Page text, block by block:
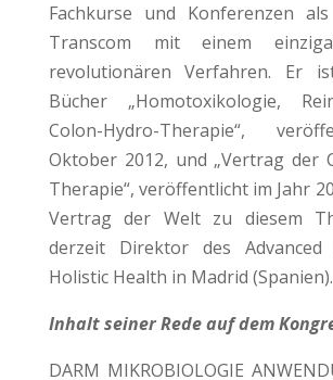
Fachkurse und Konferenzen
Transcom mit einem
revolutionären Verfahren. Er
Bücher „Homotoxikologie,
Colon-Hydro-Therapie“,
Oktober 2012, und „Vertrag der
Therapie“, veröffentlicht im Jahr
Vertrag der Welt zu diesem
derzeit Direktor des
Holistic Health in Madrid (Spanien).
Inhalt seiner Rede auf dem
DARM MIKROBIOLOGIE